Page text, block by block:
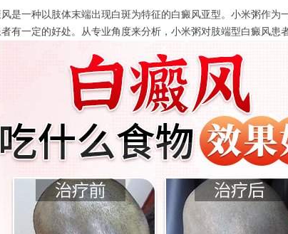
一种以肢体末端出现白斑为特征的白癜风亚型。小米粥作为
有一定的好处。从专业角度来分析，小米粥对肢端型白癜风患